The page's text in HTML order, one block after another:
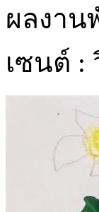
ผลงาน
เซนต์